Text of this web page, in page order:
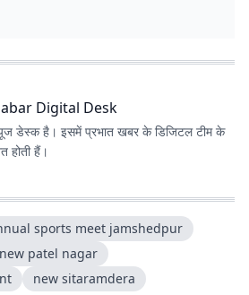
Digital Desk
डेस्क है। इसमें प्रभात खबर के डिजिटल टीम के
होती हैं।
sports meet jamshedpur
patel nagar
new sitaramdera